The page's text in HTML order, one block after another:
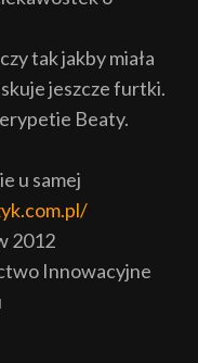
tak jakby miała
jeszcze furtki.
Beaty.
u samej
2012
Innowacyjne